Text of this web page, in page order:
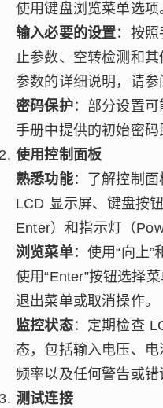
使用键盘浏览菜单选项
输入必要的设置：按
止参数、空转检测和
参数的详细说明，请参
密码保护：部分设置
手册中提供的初始密码
使用控制面板
熟悉功能：了解控制
LCD 显示屏、键盘按
Enter）和指示灯（
浏览菜单：使用“向上”
使用“Enter”按钮选择
退出菜单或取消操作。
监控状态：定期检查
态，包括输入电压、
频率以及任何警告或错
测试连接